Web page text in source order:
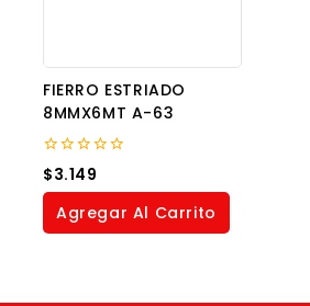
FIERRO ESTRIADO
8MMX6MT A-63
0
out
of
$3.149
Agregar Al Carrito